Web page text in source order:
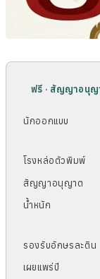
ฟรี · สัญญาอนุญ
นักออกแบบ
โรงหล่อตัวพิมพ์
สัญญาอนุญาต
น้ำหนัก
รองรับอักษรละติน
เผยแพร่ปี